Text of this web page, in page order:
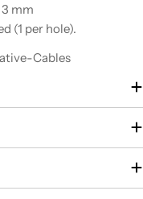
mm
(1 per hole).
Cables